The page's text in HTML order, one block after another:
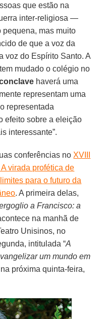
que estão na
inter-religiosa —
pequena, mas muito
de que a voz da
voz do Espírito Santo. A
mudado o colégio no
haverá uma
representam uma
representada
efeito sobre a eleição
interessante”.
conferências no XVIII
virada profética de
para o futuro da
. A primeira delas,
a Francisco: a
na manhã de
Unisinos, no
intitulada “A
um mundo em
próxima quinta-feira,